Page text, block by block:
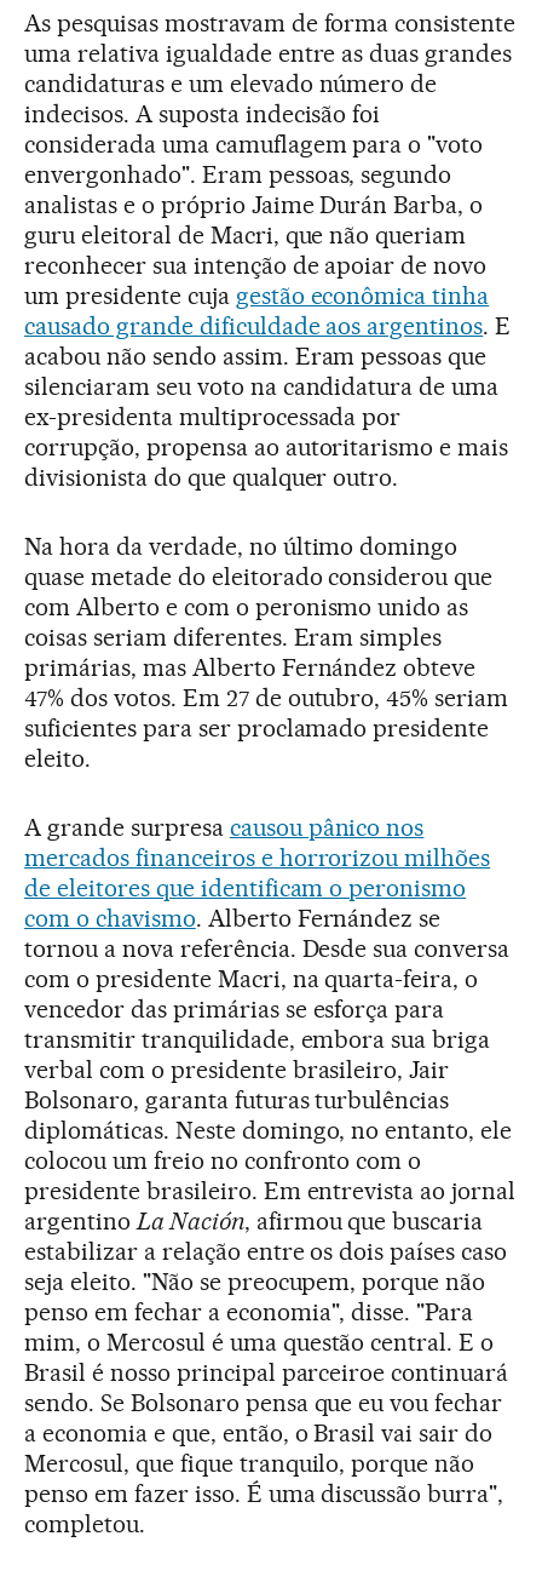
As pesquisas mostravam de forma consistente
uma relativa igualdade entre as duas grandes
candidaturas e um elevado número de
indecisos. A suposta indecisão foi
considerada uma camuflagem para o "voto
envergonhado". Eram pessoas, segundo
analistas e o próprio Jaime Durán Barba, o
guru eleitoral de Macri, que não queriam
reconhecer sua intenção de apoiar de novo
um presidente cuja gestão econômica tinha
causado grande dificuldade aos argentinos. E
acabou não sendo assim. Eram pessoas que
silenciaram seu voto na candidatura de uma
ex-presidenta multiprocessada por
corrupção, propensa ao autoritarismo e mais
divisionista do que qualquer outro.
Na hora da verdade, no último domingo
quase metade do eleitorado considerou que
com Alberto e com o peronismo unido as
coisas seriam diferentes. Eram simples
primárias, mas Alberto Fernández obteve
47% dos votos. Em 27 de outubro, 45% seriam
suficientes para ser proclamado presidente
eleito.
A grande surpresa causou pânico nos
mercados financeiros e horrorizou milhões
de eleitores que identificam o peronismo
com o chavismo. Alberto Fernández se
tornou a nova referência. Desde sua conversa
com o presidente Macri, na quarta-feira, o
vencedor das primárias se esforça para
transmitir tranquilidade, embora sua briga
verbal com o presidente brasileiro, Jair
Bolsonaro, garanta futuras turbulências
diplomáticas. Neste domingo, no entanto, ele
colocou um freio no confronto com o
presidente brasileiro. Em entrevista ao jornal
argentinoLa Nación, afirmou que buscaria
estabilizar a relação entre os dois países caso
seja eleito. "Não se preocupem, porque não
penso em fechar a economia", disse. "Para
mim, o Mercosul é uma questão central. E o
Brasil é nosso principal parceiroe continuará
sendo. Se Bolsonaro pensa que eu vou fechar
a economia e que, então, o Brasil vai sair do
Mercosul, que fique tranquilo, porque não
penso em fazer isso. É uma discussão burra",
completou.